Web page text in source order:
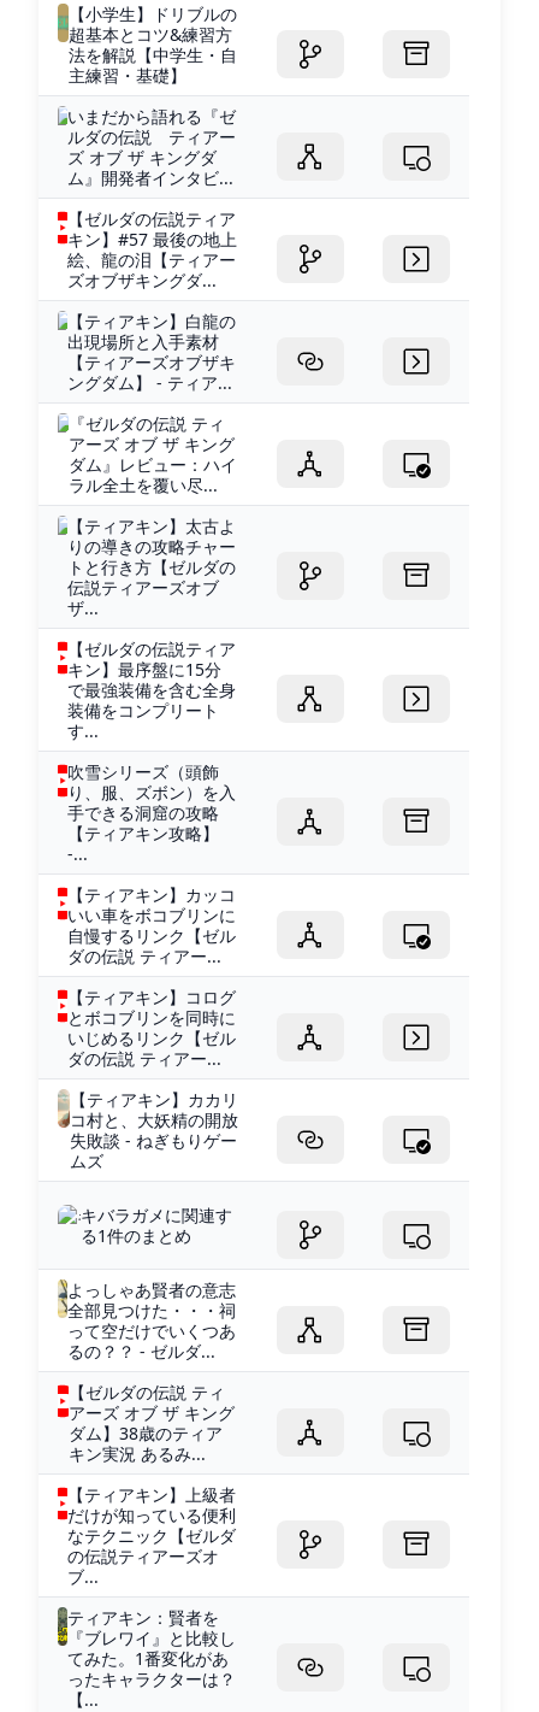
【小学生】ドリブルの
超基本とコツ&練習方
法を解説【中学生・自
主練習・基礎】
いまだから語れる『ゼ
ルダの伝説 ティアー
ズ オブ ザ キングダ
ム』開発者インタビ...
【ゼルダの伝説ティア
キン】#57 最後の地上
絵、龍の泪【ティアー
ズオブザキングダ...
【ティアキン】白龍の
出現場所と入手素材
【ティアーズオブザキ
ングダム】 - ティア...
『ゼルダの伝説 ティ
アーズ オブ ザ キング
ダム』レビュー：ハイ
ラル全土を覆い尽...
【ティアキン】太古よ
りの導きの攻略チャー
トと行き方【ゼルダの
伝説ティアーズオブ
ザ...
【ゼルダの伝説ティア
キン】最序盤に15分
で最強装備を含む全身
装備をコンプリート
す...
吹雪シリーズ（頭飾
り、服、ズボン）を入
手できる洞窟の攻略
【ティアキン攻略】
-...
【ティアキン】カッコ
いい車をボコブリンに
自慢するリンク【ゼル
ダの伝説 ティアー...
【ティアキン】コログ
とボコブリンを同時に
いじめるリンク【ゼル
ダの伝説 ティアー...
【ティアキン】カカリ
コ村と、大妖精の開放
失敗談 - ねぎもりゲー
ムズ
キバラガメに関連す
る1件のまとめ
よっしゃあ賢者の意志
全部見つけた・・・祠
って空だけでいくつあ
るの？？ - ゼルダ...
【ゼルダの伝説 ティ
アーズ オブ ザ キング
ダム】38歳のティア
キン実況 あるみ...
【ティアキン】上級者
だけが知っている便利
なテクニック【ゼルダ
の伝説ティアーズオ
ブ...
ティアキン：賢者を
『ブレワイ』と比較し
てみた。1番変化があ
ったキャラクターは？
【...